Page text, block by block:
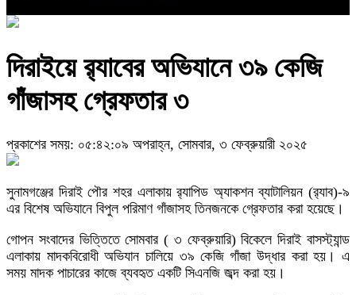
দিরাইয়ে র‌্যাবের অভিযানে ৩৯ কেজি
গাঁজাসহ গ্রেফতার ৩
প্রকাশের সময়: ০৫:৪২:০৯ অপরাহ্ন, সোমবার, ৩ ফেব্রুয়ারী ২০২৫
সুনামগঞ্জের দিরাই পৌর শহর এলাকায় র‌্যাপিড অ্যাকশন ব্যাটালিয়ন (র‌্যাব)-৯
এর বিশেষ অভিযানে বিপুল পরিমাণ গাঁজাসহ তিনজনকে গ্রেফতার করা হয়েছে।
গোপন সংবাদের ভিত্তিতে সোমবার ( ৩ ফেব্রুয়ারি) বিকেলে দিরাই বাসস্ট্যান্ড
এলাকায় মাদকবিরোধী অভিযান চালিয়ে ৩৯ কেজি গাঁজা উদ্ধার করা হয়। এ
সময় মাদক পাচারের কাজে ব্যবহৃত একটি সিএনজি জব্দ করা হয়।